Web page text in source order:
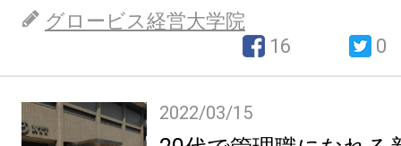
グロービス経営大学院
16
0
2022/03/15